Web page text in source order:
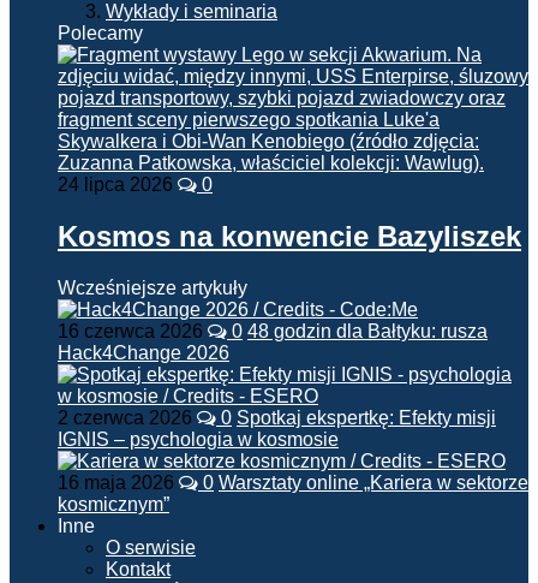
Wykłady i seminaria
Polecamy
24 lipca 2026 0
Kosmos na konwencie Bazyliszek
Wcześniejsze artykuły
16 czerwca 2026 0 48 godzin dla Bałtyku: rusza
Hack4Change 2026
2 czerwca 2026 0 Spotkaj ekspertkę: Efekty misji
IGNIS – psychologia w kosmosie
16 maja 2026 0 Warsztaty online „Kariera w sektorze
kosmicznym”
Inne
O serwisie
Kontakt